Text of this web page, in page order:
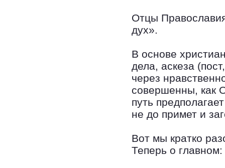
Отцы
дух».
В основе
дела, аскеза
через
совершенны, как
путь
не до примет и
Вот мы кратко
Теперь о